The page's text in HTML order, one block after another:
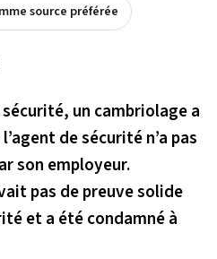
source préférée
un cambriolage a
de sécurité n’a pas
son employeur.
pas de preuve solide
et a été condamné à